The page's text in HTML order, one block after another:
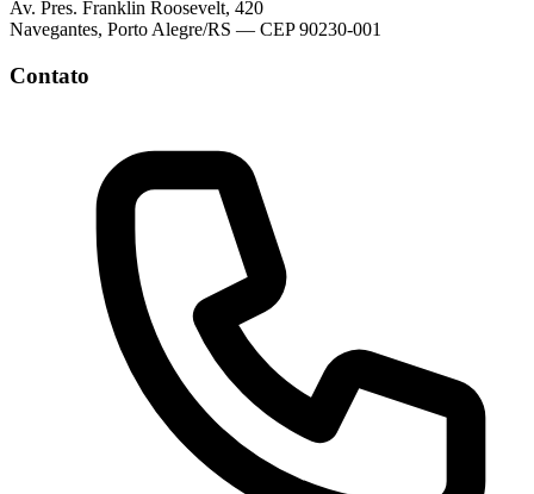
Av. Pres. Franklin Roosevelt, 420
Navegantes, Porto Alegre/RS — CEP 90230-001
Contato